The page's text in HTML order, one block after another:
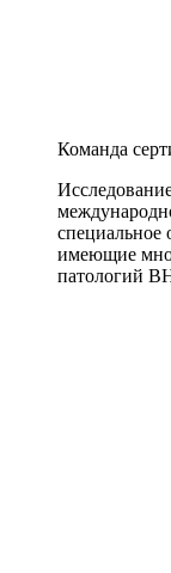
Команда
специальное
имеющие
патологий